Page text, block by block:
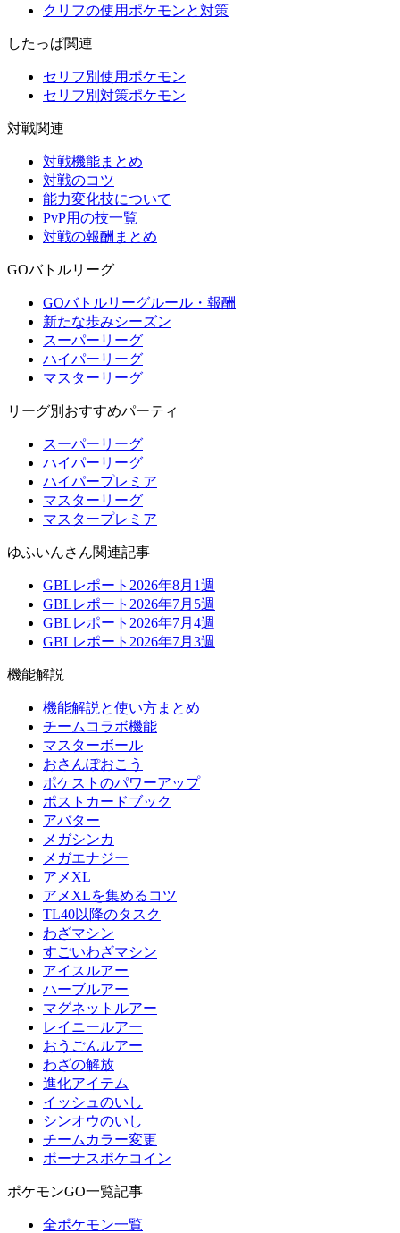
クリフの使用ポケモンと対策
したっぱ関連
セリフ別使用ポケモン
セリフ別対策ポケモン
対戦関連
対戦機能まとめ
対戦のコツ
能力変化技について
PvP用の技一覧
対戦の報酬まとめ
GOバトルリーグ
GOバトルリーグルール・報酬
新たな歩みシーズン
スーパーリーグ
ハイパーリーグ
マスターリーグ
リーグ別おすすめパーティ
スーパーリーグ
ハイパーリーグ
ハイパープレミア
マスターリーグ
マスタープレミア
ゆふいんさん関連記事
GBLレポート2026年8月1週
GBLレポート2026年7月5週
GBLレポート2026年7月4週
GBLレポート2026年7月3週
機能解説
機能解説と使い方まとめ
チームコラボ機能
マスターボール
おさんぽおこう
ポケストのパワーアップ
ポストカードブック
アバター
メガシンカ
メガエナジー
アメXL
アメXLを集めるコツ
TL40以降のタスク
わざマシン
すごいわざマシン
アイスルアー
ハーブルアー
マグネットルアー
レイニールアー
おうごんルアー
わざの解放
進化アイテム
イッシュのいし
シンオウのいし
チームカラー変更
ボーナスポケコイン
ポケモンGO一覧記事
全ポケモン一覧